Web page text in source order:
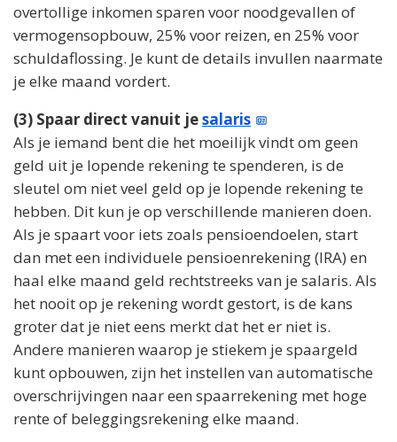
overtollige inkomen sparen voor noodgevallen of
vermogensopbouw, 25% voor reizen, en 25% voor
schuldaflossing. Je kunt de details invullen naarmate
je elke maand vordert.
(3) Spaar direct vanuit jesalaris
Als je iemand bent die het moeilijk vindt om geen
geld uit je lopende rekening te spenderen, is de
sleutel om niet veel geld op je lopende rekening te
hebben. Dit kun je op verschillende manieren doen.
Als je spaart voor iets zoals pensioendoelen, start
dan met een individuele pensioenrekening (IRA) en
haal elke maand geld rechtstreeks van je salaris. Als
het nooit op je rekening wordt gestort, is de kans
groter dat je niet eens merkt dat het er niet is.
Andere manieren waarop je stiekem je spaargeld
kunt opbouwen, zijn het instellen van automatische
overschrijvingen naar een spaarrekening met hoge
rente of beleggingsrekening elke maand.